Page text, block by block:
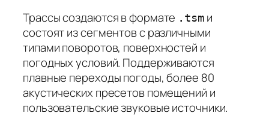
Трассы создаются в формате .tsmи
состоят из сегментов с различными
типами поворотов, поверхностей и
погодных условий. Поддерживаются
плавные переходы погоды, более 80
акустических пресетов помещений и
пользовательские звуковые источники.